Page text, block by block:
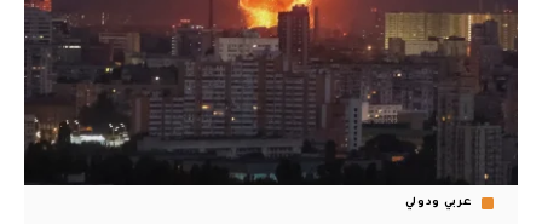
عربي ودولي